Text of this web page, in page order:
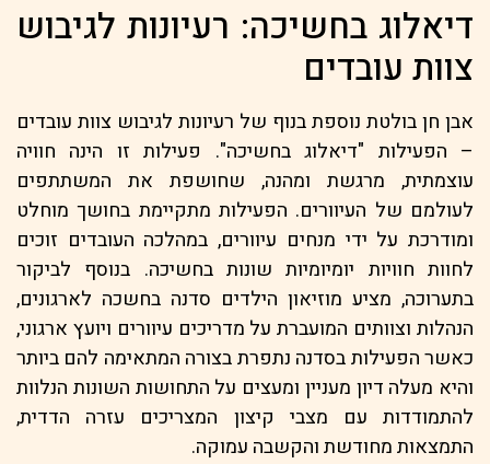
דיאלוג בחשיכה: רעיונות לגיבוש
צוות עובדים
אבן חן בולטת נוספת בנוף של רעיונות לגיבוש צוות עובדים
– הפעילות "דיאלוג בחשיכה". פעילות זו הינה חוויה
עוצמתית, מרגשת ומהנה, שחושפת את המשתתפים
לעולמם של העיוורים. הפעילות מתקיימת בחושך מוחלט
ומודרכת על ידי מנחים עיוורים, במהלכה העובדים זוכים
לחוות חוויות יומיומיות שונות בחשיכה. בנוסף לביקור
בתערוכה, מציע מוזיאון הילדים סדנה בחשכה לארגונים,
הנהלות וצוותים המועברת על מדריכים עיוורים ויועץ ארגוני,
כאשר הפעילות בסדנה נתפרת בצורה המתאימה להם ביותר
והיא מעלה דיון מעניין ומעצים על התחושות השונות הנלוות
להתמודדות עם מצבי קיצון המצריכים עזרה הדדית,
התמצאות מחודשת והקשבה עמוקה.